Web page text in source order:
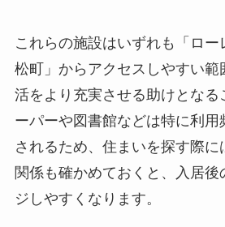
これらの施設はいずれも「ロ
松町」からアクセスしやすい範
活をより充実させる助けとなる
ーパーや図書館などは特に利用
されるため、住まいを探す際に
関係も確かめておくと、入居後
ジしやすくなります。